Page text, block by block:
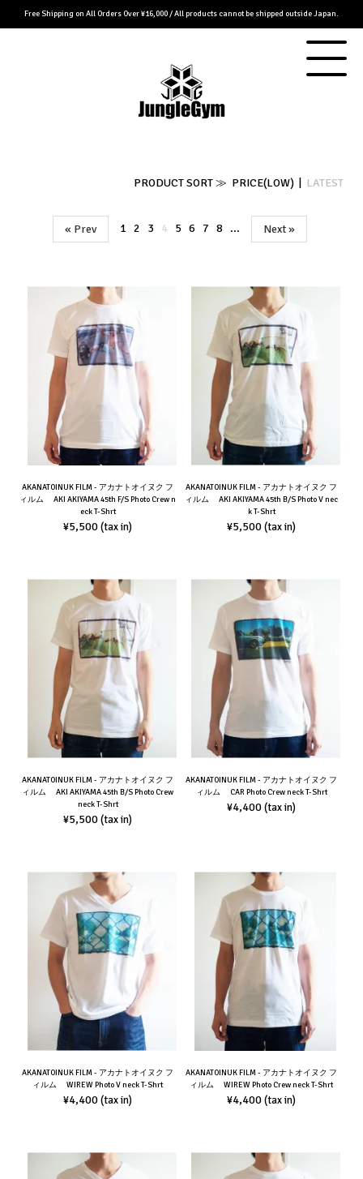
Free Shipping on All Orders Over ¥16,000 / All products cannot be shipped outside Japan.
PRODUCT SORT ≫ PRICE(LOW)| LATEST
« Prev 1 2 3 4 5 6 7 8 ... Next »
AKANATOINUK FILM - アカナトオイヌク フ
ィルム AKI AKIYAMA 45th F/S Photo Crew n
eck T-Shrt
¥5,500(tax in)
AKANATOINUK FILM - アカナトオイヌク フ
ィルム AKI AKIYAMA 45th B/S Photo V nec
k T-Shrt
¥5,500(tax in)
AKANATOINUK FILM - アカナトオイヌク フ
ィルム AKI AKIYAMA 45th B/S Photo Crew
neck T-Shrt
¥5,500(tax in)
AKANATOINUK FILM - アカナトオイヌク フ
ィルム CAR Photo Crew neck T-Shrt
¥4,400(tax in)
AKANATOINUK FILM - アカナトオイヌク フ
ィルム WIREW Photo V neck T-Shrt
¥4,400(tax in)
AKANATOINUK FILM - アカナトオイヌク フ
ィルム WIREW Photo Crew neck T-Shrt
¥4,400(tax in)